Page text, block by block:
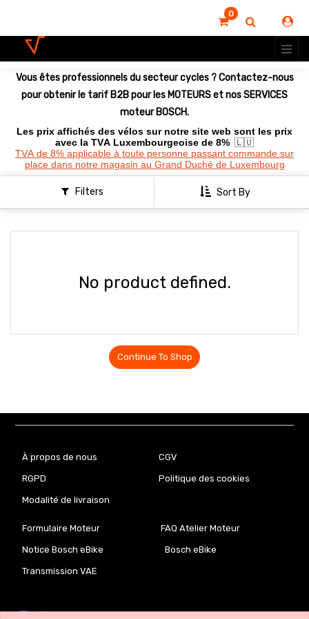
0
Vous êtes professionnels du secteur cycles ? Contactez-nous
pour obtenir le tarif B2B pour les MOTEURS et nos SERVICES
moteur BOSCH.
Les prix affichés des vélos sur notre site web sont les prix
avec la TVA Luxembourgeoise de 8% 🇱🇺
TVA de 8% applicable à toute personne passant commande sur
place dans notre magasin au Grand Duché de Luxembourg
Filters Sort By
No product defined.
Continue To Shop
À propos de nous CGV
RGPD Politique des cookies
Modalité de livraison
Formulaire Moteur FAQ Atelier Moteur
Notice Bosch eBike Bosch eBike
Transmission VAE